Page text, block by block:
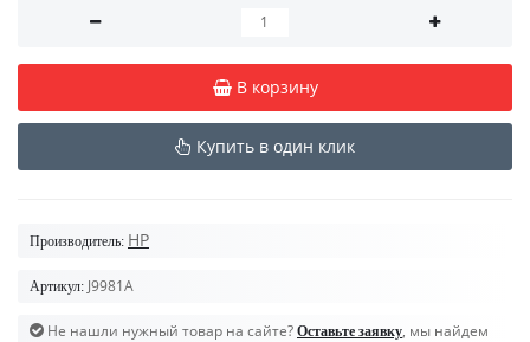
В корзину
Купить в один клик
Производитель: HP
Артикул: J9981A
Не нашли нужный товар на сайте? Оставьте заявку, мы найдем